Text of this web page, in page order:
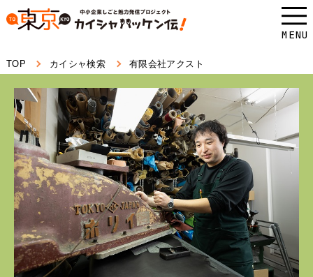
本
ス
す。
MENU
TOP カイシャ検索 有限会社アクスト